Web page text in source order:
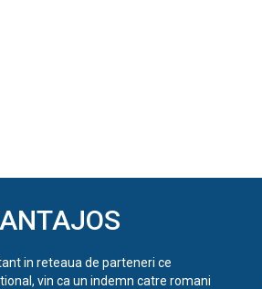
in reteaua de parteneri ce
vin ca un indemn catre romani